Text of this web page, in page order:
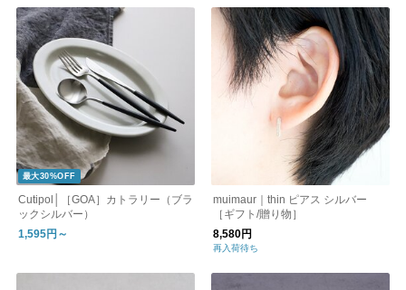
最大30%OFF
Cutipol│［GOA］カトラリー（ブラ
ックシルバー）
1,595円～
muimaur｜thin ピアス シルバー
［ギフト/贈り物］
8,580円
再入荷待ち